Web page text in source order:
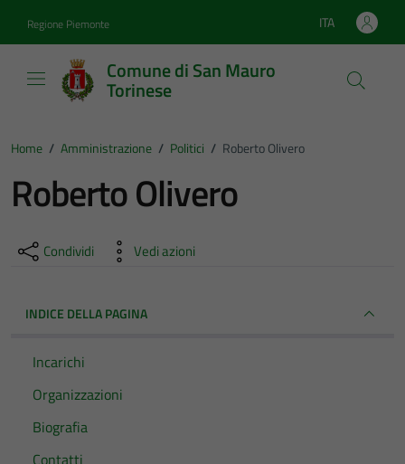
Regione Piemonte Lingua attiva:
ITA
Comune di San Mauro
Torinese
Home / Amministrazione / Politici / Roberto Olivero
Roberto Olivero
Condividi Vedi azioni
INDICE DELLA PAGINA
Incarichi
Organizzazioni
Biografia
Contatti